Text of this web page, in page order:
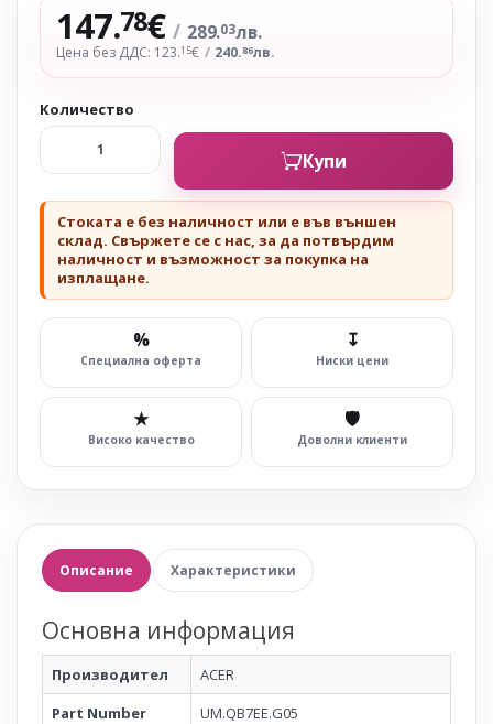
147.78€ / 289.03лв.
Цена без ДДС: 123.15€ / 240.86лв.
Количество
Купи
Стоката е без наличност или е във външен
склад. Свържете се с нас, за да потвърдим
наличност и възможност за покупка на
изплащане.
%
Специална оферта
↧
Ниски цени
★
Високо качество
🛡
Доволни клиенти
Описание Характеристики
Основна информация
Производител
ACER
Part Number
UM.QB7EE.G05